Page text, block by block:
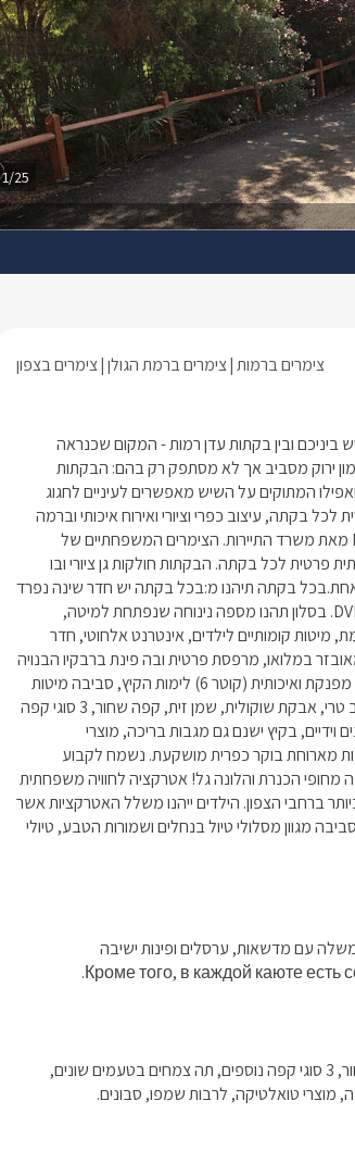
1/25
צימרים ברמות צימרים ברמת הגולן צימרים בצפון
מוצרי טואלטיקה, לרבות שמפו, סבונים.